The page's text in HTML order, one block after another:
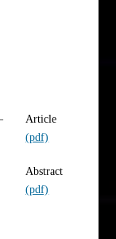
Article
(pdf)
Abstract
(pdf)